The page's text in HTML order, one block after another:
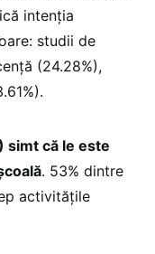
intenția
studii de
(24.28%),
simt că le este
. 53% dintre
activitățile